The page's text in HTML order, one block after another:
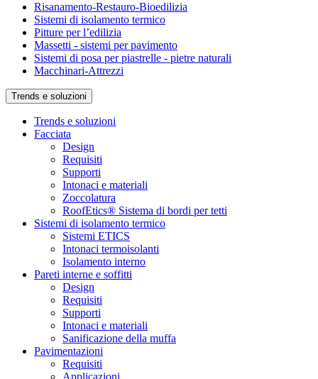
Risanamento-Restauro-Bioedilizia
Sistemi di isolamento termico
Pitture per l’edilizia
Massetti - sistemi per pavimento
Sistemi di posa per piastrelle - pietre naturali
Macchinari-Attrezzi
Trends e soluzioni
Trends e soluzioni
Facciata
Design
Requisiti
Supporti
Intonaci e materiali
Zoccolatura
RoofEtics® Sistema di bordi per tetti
Sistemi di isolamento termico
Sistemi ETICS
Intonaci termoisolanti
Isolamento interno
Pareti interne e soffitti
Design
Requisiti
Supporti
Intonaci e materiali
Sanificazione della muffa
Pavimentazioni
Requisiti
Applicazioni